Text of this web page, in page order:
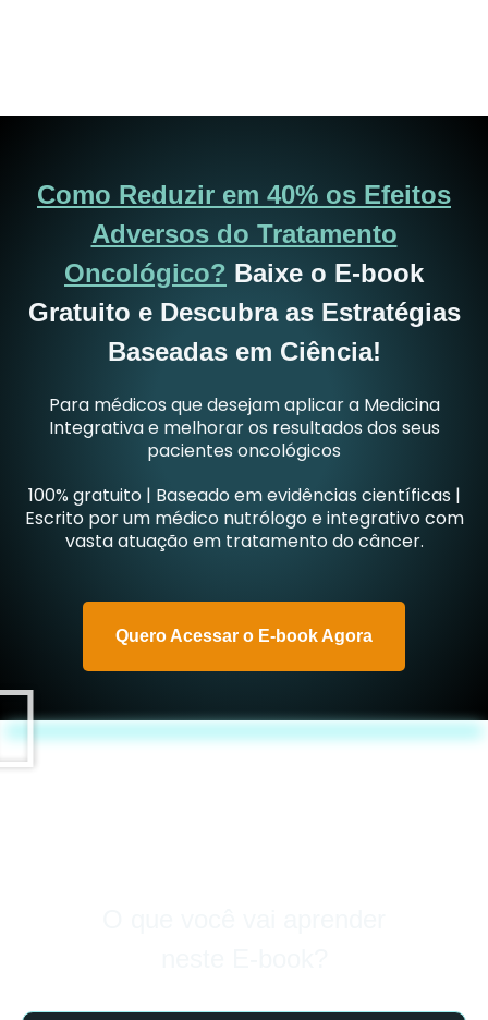
Como Reduzir em 40% os Efeitos
Adversos do Tratamento
Oncológico? Baixe o E-book
Gratuito e Descubra as Estratégias
Baseadas em Ciência!
Para médicos que desejam aplicar a Medicina
Integrativa e melhorar os resultados dos seus
pacientes oncológicos
100% gratuito | Baseado em evidências científicas |
Escrito por um médico nutrólogo e integrativo com
vasta atuação em tratamento do câncer.
Quero Acessar o E-book Agora